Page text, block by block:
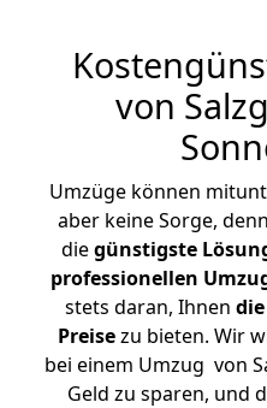
von
Umzüge können
aber keine Sorge,
diegünstigste
professionellen
stets daran, Ihnen
Preisezu bieten. Wir
bei einem Umzug von
Geld zu sparen, und